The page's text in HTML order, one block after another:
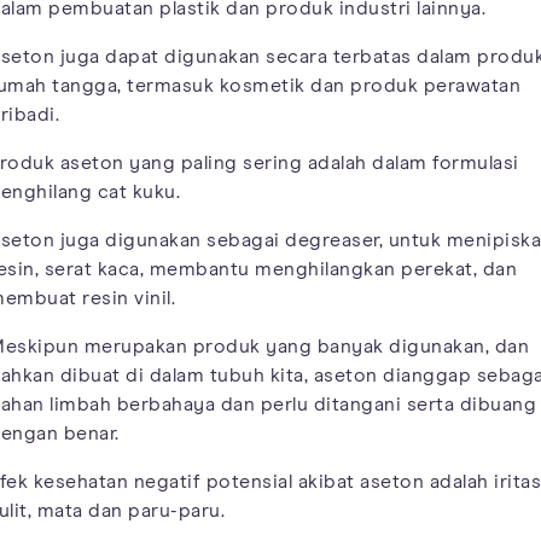
pembuatan plastik dan produk industri lainnya.
juga dapat digunakan secara terbatas dalam
tangga, termasuk kosmetik dan produk perawatan
aseton yang paling sering adalah dalam formulasi
cat kuku.
juga digunakan sebagai degreaser, untuk
serat kaca, membantu menghilangkan perekat, dan
resin vinil.
merupakan produk yang banyak digunakan, dan
dibuat di dalam tubuh kita, aseton dianggap
limbah berbahaya dan perlu ditangani serta dibuang
benar.
kesehatan negatif potensial akibat aseton adalah
mata dan paru-paru.